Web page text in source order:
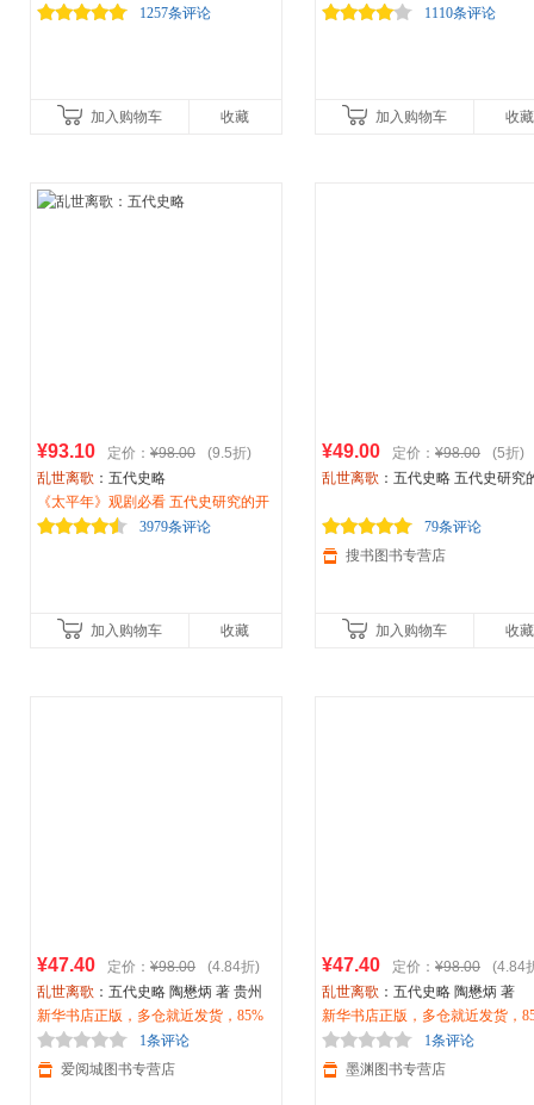
刻+书名烫金工艺+专属飞机盒珍珠棉
山之作，深入剖析五代十国复杂历
宋。
1257条评论
加入购物车 收藏
口刷边+前后环衬印刷+专属藏书
国。终结五代乱世，再造中央王
机盒、珍珠棉包装。
1110条评论
加入购物车 收藏
¥93.10 定价： ¥98.00
(9.5折)
乱世离歌 ：五代史略
《太平年》观剧必看 五代史研究的开
山之作，尘封已久的心血结晶 刻画了
3979条评论
加入购物车 收藏
¥49.00 定价： ¥98.00
(5折)
乱世离歌 ：五代史略 五代史研究
一幅立体感十足的五代十国时期
图景 “把五代十国史
79条评论
搜书图书专营店
加入购物车 收藏
¥47.40 定价： ¥98.00
(4.84折)
乱世离歌 ：五代史略 陶懋炳 著 贵州
人民出版社
新华书店正版，多仓就近发货，85%
城市次日达，团购优惠咨询在线客
服！
1条评论
爱阅城图书专营店
¥47.40 定价： ¥98.00
(4.84
乱世离歌 ：五代史略 陶懋炳 著
新华书店正版，多仓就近发货，
城市次日达，团购优惠咨询在线
服！
1条评论
墨渊图书专营店